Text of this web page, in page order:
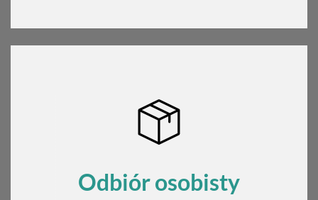
Odbiór osobisty